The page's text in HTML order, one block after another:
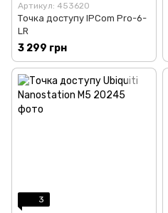
Артикул: 453620
Точка доступу IPCom Pro-6-
LR
3 299 грн
3